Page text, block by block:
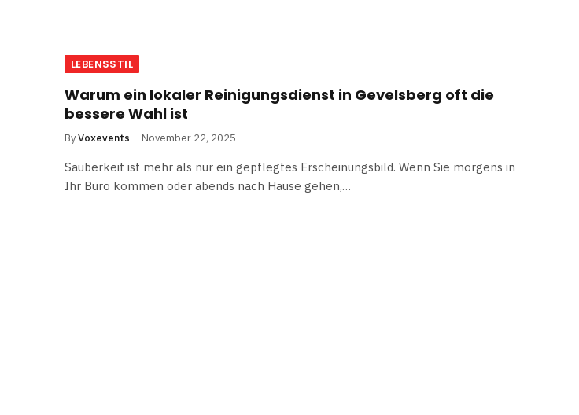
LEBENSSTIL
Warum ein lokaler Reinigungsdienst in Gevelsberg oft die
bessere Wahl ist
ByVoxevents November 22, 2025
Sauberkeit ist mehr als nur ein gepflegtes Erscheinungsbild. Wenn Sie morgens in
Ihr Büro kommen oder abends nach Hause gehen,…